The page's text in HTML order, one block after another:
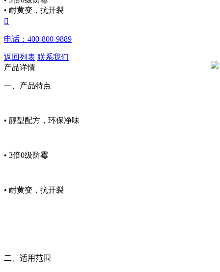
• 耐黄变，抗开裂

电话：400-800-9889
返回列表 联系我们
产品详情
一、产品特点
• 醇型配方，环保净味
• 3倍0级防霉
• 耐黄变，抗开裂
二、适用范围